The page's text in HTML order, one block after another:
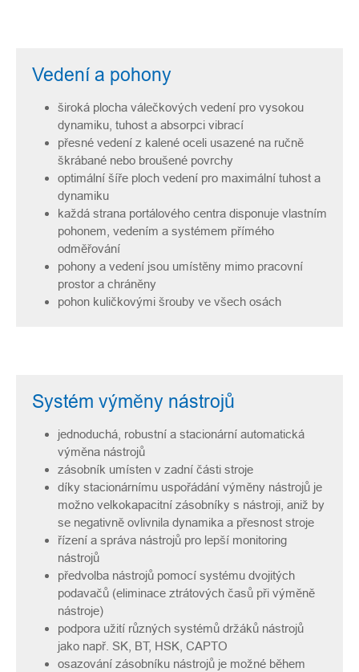
Vedení a pohony
široká plocha válečkových vedení pro vysokou
dynamiku, tuhost a absorpci vibrací
přesné vedení z kalené oceli usazené na ručně
škrábané nebo broušené povrchy
optimální šíře ploch vedení pro maximální tuhost a
dynamiku
každá strana portálového centra disponuje vlastním
pohonem, vedením a systémem přímého
odměřování
pohony a vedení jsou umístěny mimo pracovní
prostor a chráněny
pohon kuličkovými šrouby ve všech osách
Systém výměny nástrojů
jednoduchá, robustní a stacionární automatická
výměna nástrojů
zásobník umísten v zadní části stroje
díky stacionárnímu uspořádání výměny nástrojů je
možno velkokapacitní zásobníky s nástroji, aniž by
se negativně ovlivnila dynamika a přesnost stroje
řízení a správa nástrojů pro lepší monitoring
nástrojů
předvolba nástrojů pomocí systému dvojitých
podavačů (eliminace ztrátových časů při výměně
nástroje)
podpora užití různých systémů držáků nástrojů
jako např. SK, BT, HSK, CAPTO
osazování zásobníku nástrojů je možné během